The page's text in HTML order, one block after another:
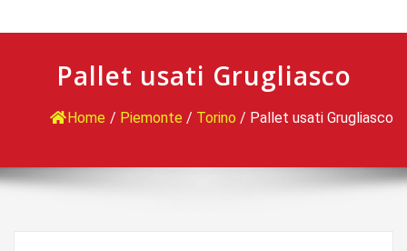
Pallet usati Grugliasco
Home / Piemonte / Torino / Pallet usati Grugliasco